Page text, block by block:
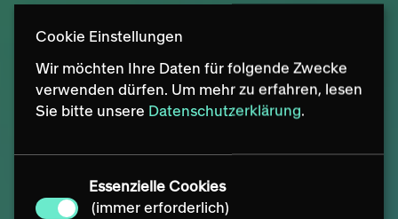
Cookie Einstellungen
Wir möchten Ihre Daten für folgende Zwecke
verwenden dürfen. Um mehr zu erfahren, lesen
Sie bitte unsere Datenschutzerklärung.
Essenzielle Cookies
(immer erforderlich)